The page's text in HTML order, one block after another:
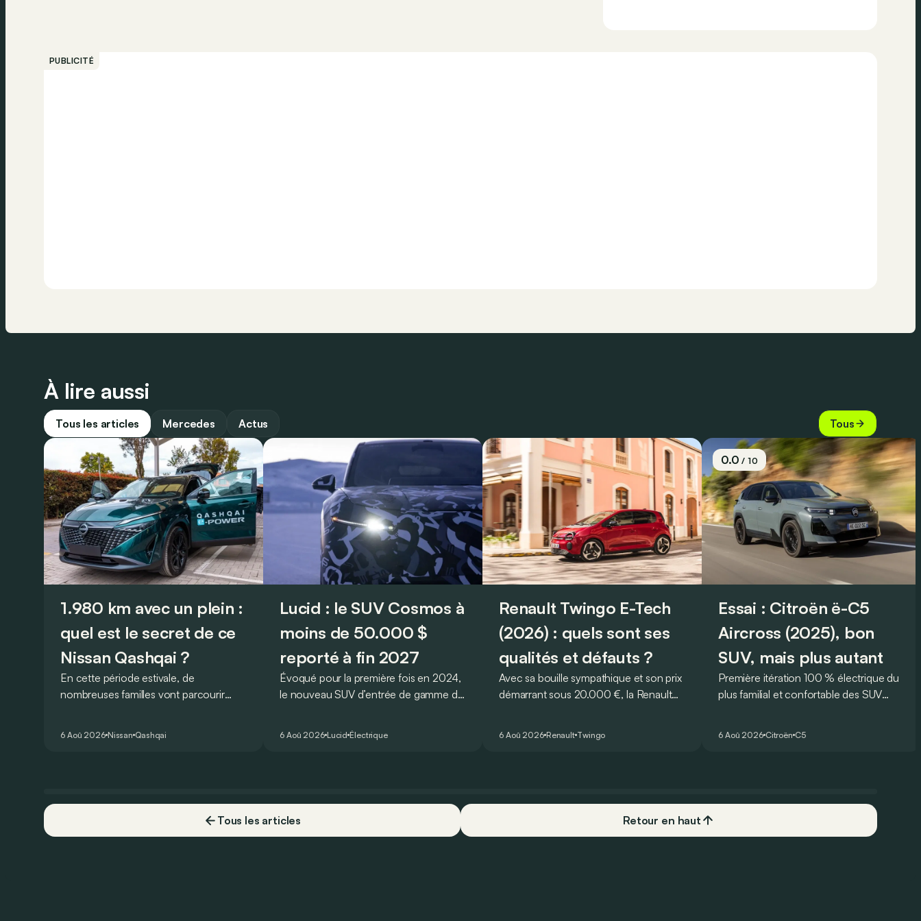
PUBLICITÉ
À lire aussi
Tous les articles Mercedes Actus Tous
1.980 km avec un plein :
quel est le secret de ce
Nissan Qashqai ?
En cette période estivale, de
nombreuses familles vont parcourir
Qashqai e-Power, il serait possible de
6 Aoû 2026 Nissan Qashqai
Lucid : le SUV Cosmos à
moins de 50.000 $
reporté à fin 2027
Évoqué pour la première fois en 2024,
le nouveau SUV d’entrée de gamme de
6 Aoû 2026 Lucid Électrique
Renault Twingo E-Tech
(2026) : quels sont ses
qualités et défauts ?
Avec sa bouille sympathique et son prix
démarrant sous 20.000 €, la Renault
séduisantes du moment. Mais est-ce
6 Aoû 2026 Renault Twingo
0.0/ 10
Essai : Citroën ë-C5
Aircross (2025), bon
SUV, mais plus autant
Première itération 100 % électrique du
plus familial et confortable des SUV
6 Aoû 2026 Citroën C5
Tous les articles Retour en haut